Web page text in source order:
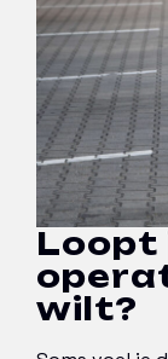
Loopt
wilt?